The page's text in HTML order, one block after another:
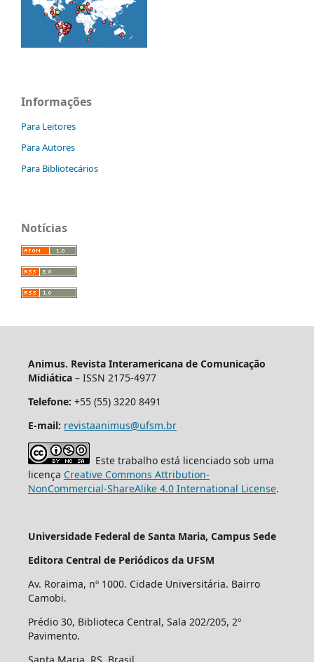
Informações
Para Leitores
Para Autores
Para Bibliotecários
Notícias
Animus. Revista Interamericana de Comunicação
Midiática– ISSN 2175-4977
Telefone: +55 (55) 3220 8491
E-mail: revistaanimus@ufsm.br
Este trabalho está licenciado sob uma
licença Creative Commons Attribution-
NonCommercial-ShareAlike 4.0 International License.
Universidade Federal de Santa Maria, Campus Sede
Editora Central de Periódicos da UFSM
Av. Roraima, nº 1000. Cidade Universitária. Bairro
Camobi.
Prédio 30, Biblioteca Central, Sala 202/205, 2º
Pavimento.
Santa Maria, RS. Brasil.